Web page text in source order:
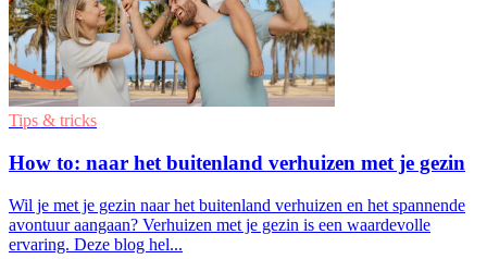
Tips & tricks
How to: naar het buitenland verhuizen met je gezin
Wil je met je gezin naar het buitenland verhuizen en het spannende
avontuur aangaan? Verhuizen met je gezin is een waardevolle
ervaring. Deze blog hel...